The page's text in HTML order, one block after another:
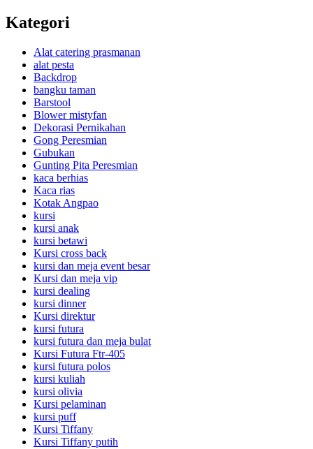
Kategori
Alat catering prasmanan
alat pesta
Backdrop
bangku taman
Barstool
Blower mistyfan
Dekorasi Pernikahan
Gong Peresmian
Gubukan
Gunting Pita Peresmian
kaca berhias
Kaca rias
Kotak Angpao
kursi
kursi anak
kursi betawi
Kursi cross back
kursi dan meja event besar
Kursi dan meja vip
kursi dealing
kursi dinner
Kursi direktur
kursi futura
kursi futura dan meja bulat
Kursi Futura Ftr-405
kursi futura polos
kursi kuliah
kursi olivia
Kursi pelaminan
kursi puff
Kursi Tiffany
Kursi Tiffany putih